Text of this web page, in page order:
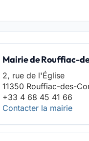
Mairie de Rouffiac-
2, rue de l'Église
11350 Rouffiac-des-
+33 4 68 45 41 66
Contacter la mairie